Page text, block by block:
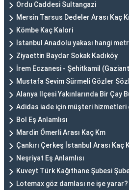
Ordu Caddesi Sultangazi
Mersin Tarsus Dedeler Arası Kaç
Kömbe Kaç Kalori
İstanbul Anadolu yakası hangi
Ziyaettin Baydar Sokak Kadıköy
İrem Eczanesi - Şehitkamil
Mustafa Sevim Sürmeli Gözler
Alanya Ilçesi Yakınlarında Bir Çay
Adidas iade için müşteri hizmetleri
Bol Eş Anlamlısı
Mardin Ömerli Arası Kaç Km
Çankırı Çerkeş İstanbul Arası Kaç
Neşriyat Eş Anlamlısı
Kuveyt Türk Kağıthane Şubesi
Lotemax göz damlası ne işe yarar?